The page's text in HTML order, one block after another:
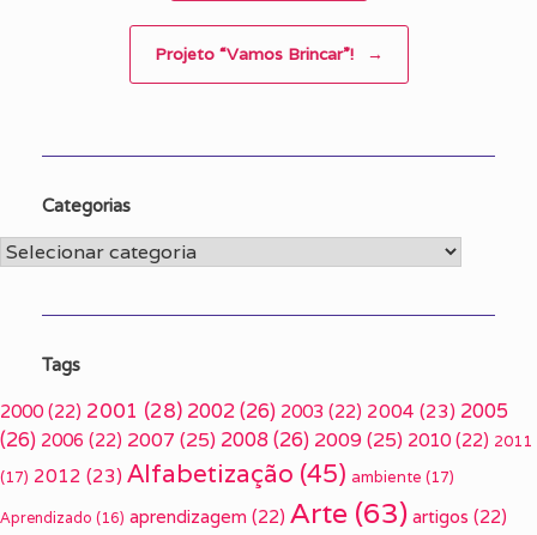
Projeto “Vamos Brincar”! →
Categorias
Categorias
Tags
2000 (22) 2001 (28) 2002(26) 2003 (22) 2004 (23) 2005
(26) 2006 (22) 2007 (25) 2008(26) 2009(25) 2010 (22) 2011
(17) 2012 (23) Alfabetização (45) ambiente (17)
Aprendizado (16) aprendizagem (22) Arte (63) artigos (22)